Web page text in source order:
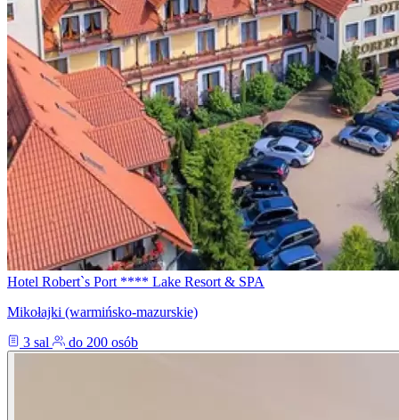
Hotel Robert`s Port **** Lake Resort & SPA
Mikołajki (warmińsko-mazurskie)
3 sal
do 200 osób